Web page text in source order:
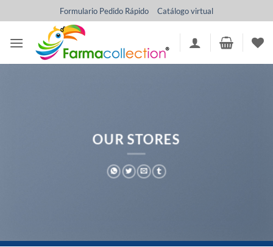
al
contenido
Formulario Pedido Rápido Catálogo virtual
OUR STORES